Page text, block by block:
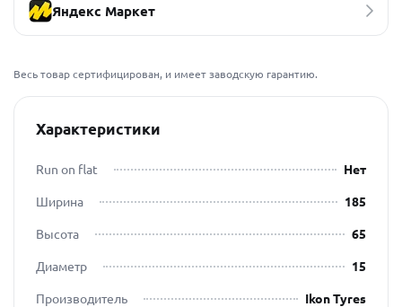
Яндекс Маркет
Весь товар сертифицирован, и имеет заводскую гарантию.
Характеристики
Run on flat
Нет
Ширина
185
Высота
65
Диаметр
15
Производитель
Ikon Tyres